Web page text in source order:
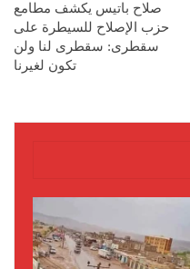
صلاح باتيس يكشف مطامع
حزب الإصلاح للسيطرة على
سقطرى: سقطرى لنا ولن
تكون لغيرنا